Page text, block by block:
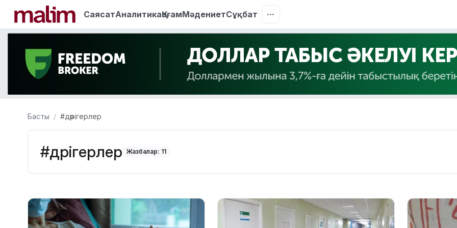
СаясатАналитикаҚоғамМәдениетСұқбат
Басты #дәрігерлер
#дәрігерлер Жазбалар: 11